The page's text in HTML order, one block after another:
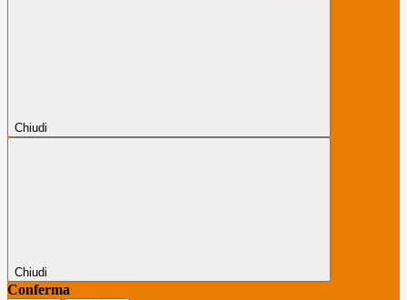
Chiudi
Chiudi
Conferma